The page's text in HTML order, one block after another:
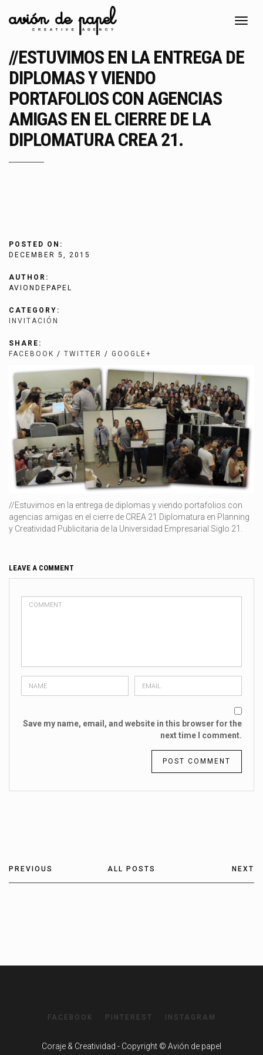
//ESTUVIMOS EN LA ENTREGA DE
DIPLOMAS Y VIENDO
PORTAFOLIOS CON AGENCIAS
AMIGAS EN EL CIERRE DE LA
DIPLOMATURA CREA 21.
POSTED ON:
DECEMBER 5, 2015
AUTHOR:
AVIONDEPAPEL
CATEGORY:
INVITACIÓN
SHARE:
FACEBOOK / TWITTER / GOOGLE+
//Estuvimos en la entrega de diplomas y viendo portafolios con
agencias amigas en el cierre de CREA 21 Diplomatura en Planning
y Creatividad Publicitaria de la Universidad Empresarial Siglo 21.
LEAVE A COMMENT
Save my name, email, and website in this browser for the
next time I comment.
PREVIOUS ALL POSTS NEXT
FACEBOOK PINTEREST INSTAGRAM
Coraje & Creatividad - Copyright © Avión de papel